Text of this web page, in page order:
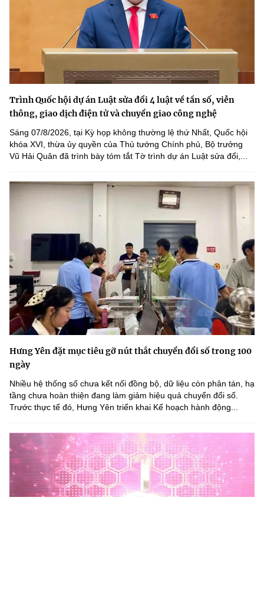
Trình Quốc hội dự án Luật sửa đổi 4 luật về tần số, viễn
thông, giao dịch điện tử và chuyển giao công nghệ
Sáng 07/8/2026, tại Kỳ họp không thường lệ thứ Nhất, Quốc hội
khóa XVI, thừa ủy quyền của Thủ tướng Chính phủ, Bộ trưởng
Vũ Hải Quân đã trình bày tóm tắt Tờ trình dự án Luật sửa đổi,...
Hưng Yên đặt mục tiêu gỡ nút thắt chuyển đổi số trong 100
ngày
Nhiều hệ thống số chưa kết nối đồng bộ, dữ liệu còn phân tán, hạ
tầng chưa hoàn thiện đang làm giảm hiệu quả chuyển đổi số.
Trước thực tế đó, Hưng Yên triển khai Kế hoạch hành động...